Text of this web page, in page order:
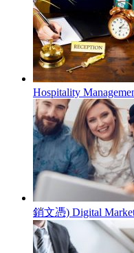
Hospitality
銷文憑) Digital